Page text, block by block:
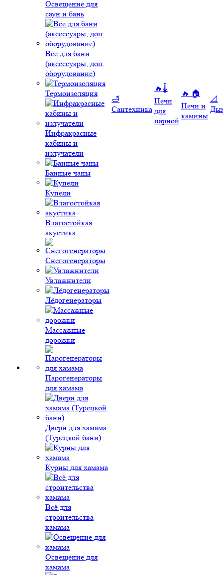
Освещение для
саун и бань
Все для бани
(аксессуары, доп.
оборудование)
Термоизоляция
Инфракрасные
кабины и
излучатели
Банные чаны
Купели
Влагостойкая
акустика
Снегогенераторы
Увлажнители
Лёдогенераторы
Массажные
дорожки
Парогенераторы
для хамама
Двери для хамама
(Турецкой бани)
Курны для хамама
Всё для
строительства
хамама
Освещение для
хамама
🛁
Сантехника
🔥🌡️
Печи
для
парной
🔥 🏠
Печи и
камины
📐